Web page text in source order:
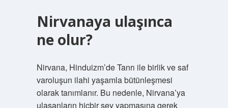
Nirvanaya ulaşınca
ne olur?
Nirvana, Hinduizm’de Tanrı ile birlik ve saf
varoluşun ilahi yaşamla bütünleşmesi
olarak tanımlanır. Bu nedenle, Nirvana’ya
ulaşanların hiçbir şey yapmasına gerek